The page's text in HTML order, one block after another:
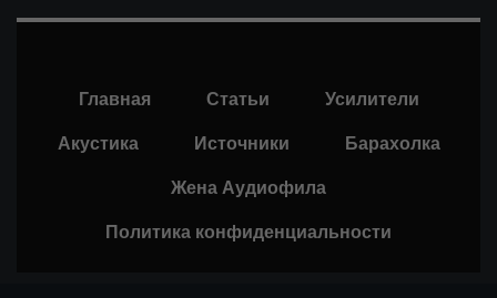
Главная Статьи
Усилители
Акустика
Источники
Барахолка
Жена Аудиофила
Политика конфиденциальности